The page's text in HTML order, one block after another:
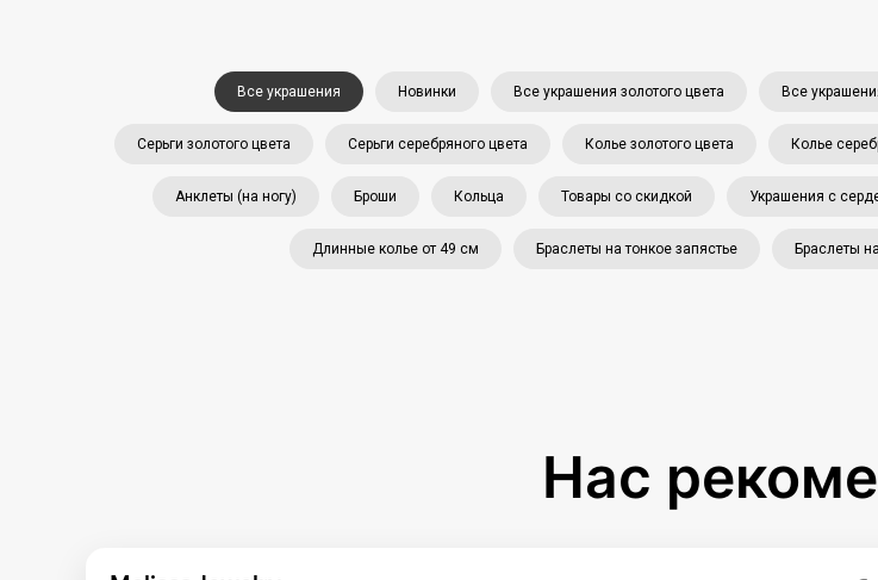
Все украшения Новинки Все украшения золотого цвета Все
Серьги золотого цвета Серьги серебряного цвета Колье золотого цвета Колье
Анклеты (на ногу) Броши Кольца Товары со скидкой Украшения с
Длинные колье от 49 см Браслеты на тонкое запястье Браслеты
Нас